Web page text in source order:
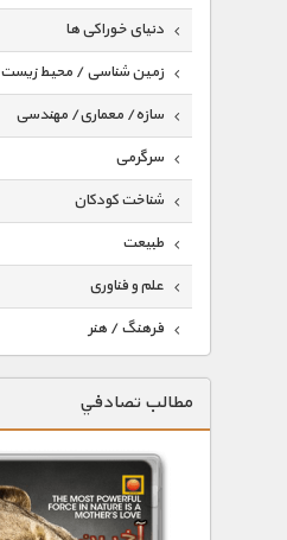
دنیای خوراکی ها
زمین شناسی / محیط زیست
سازه/ معماری/ مهندسی
سرگرمی
شناخت کودکان
طبیعت
علم و فناوری
فرهنگ / هنر
گردشگری
ماورایی
مسابقات / ورزشی
مطالب تصادفي